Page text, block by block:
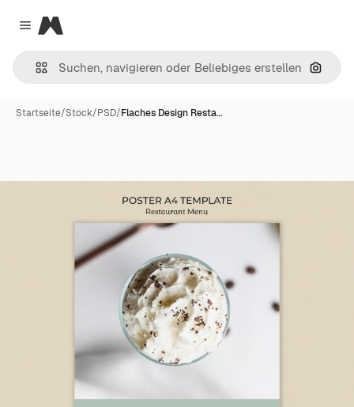
Close menu
Magnific
Nach
Startseite/Stock/PSD/Flaches Design Resta…